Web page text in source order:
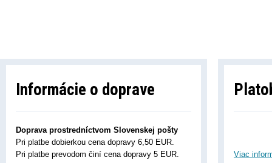
Informácie o doprave
Doprava prostredníctvom Slovenskej pošty
Pri platbe dobierkou cena dopravy 6,50 EUR.
Pri platbe prevodom činí cena dopravy 5 EUR.
Viac